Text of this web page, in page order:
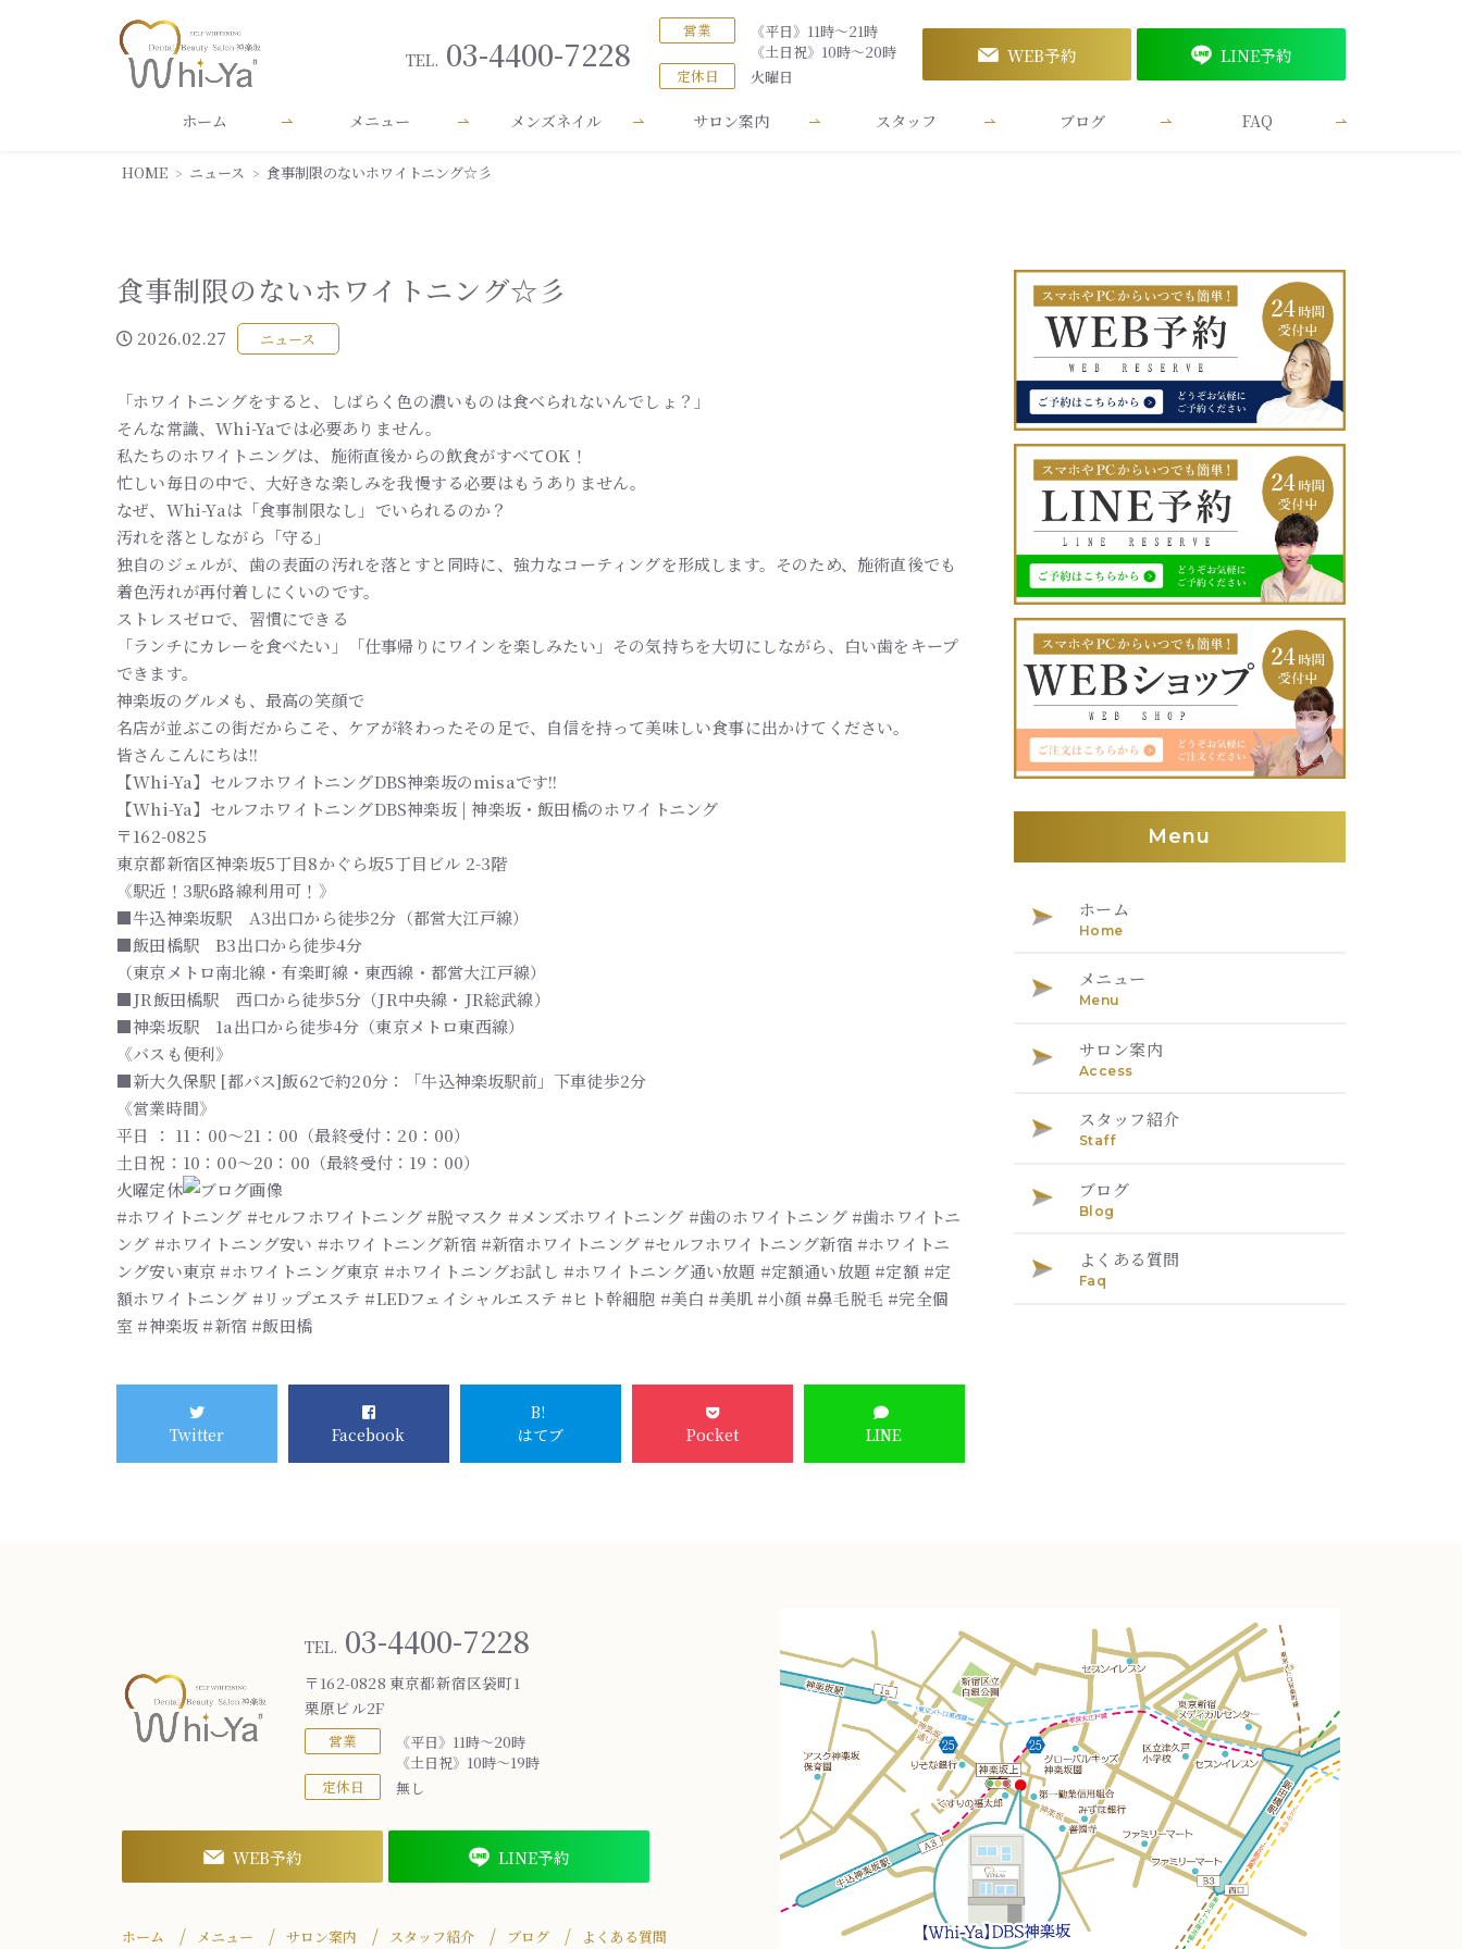
TEL. 03-4400-7228
営業
《平日》11時～21時
《土日祝》10時～20時
定休日 火曜日
WEB予約 LINE予約
ホーム メニュー メンズネイル サロン案内 スタッフ ブログ FAQ
HOME ニュース 食事制限のないホワイトニング☆彡
食事制限のないホワイトニング☆彡
2026.02.27 ニュース
「ホワイトニングをすると、しばらく色の濃いものは食べられないんでしょ？」
そんな常識、Whi-Yaでは必要ありません。
私たちのホワイトニングは、施術直後からの飲食がすべてOK！
忙しい毎日の中で、大好きな楽しみを我慢する必要はもうありません。
なぜ、Whi-Yaは「食事制限なし」でいられるのか？
汚れを落としながら「守る」
独自のジェルが、歯の表面の汚れを落とすと同時に、強力なコーティングを形成します。そのため、施術直後でも
着色汚れが再付着しにくいのです。
ストレスゼロで、習慣にできる
「ランチにカレーを食べたい」「仕事帰りにワインを楽しみたい」その気持ちを大切にしながら、白い歯をキープ
できます。
神楽坂のグルメも、最高の笑顔で
名店が並ぶこの街だからこそ、ケアが終わったその足で、自信を持って美味しい食事に出かけてください。
皆さんこんにちは!!
【Whi-Ya】セルフホワイトニングDBS神楽坂のmisaです!!
【Whi-Ya】セルフホワイトニングDBS神楽坂 | 神楽坂・飯田橋のホワイトニング
〒162-0825
東京都新宿区神楽坂5丁目8かぐら坂5丁目ビル 2-3階
《駅近！3駅6路線利用可！》
■牛込神楽坂駅 A3出口から徒歩2分（都営大江戸線）
■飯田橋駅 B3出口から徒歩4分
（東京メトロ南北線・有楽町線・東西線・都営大江戸線）
■JR飯田橋駅 西口から徒歩5分（JR中央線・JR総武線）
■神楽坂駅 1a出口から徒歩4分（東京メトロ東西線）
《バスも便利》
■新大久保駅 [都バス]飯62で約20分：「牛込神楽坂駅前」下車徒歩2分
《営業時間》
平日 ： 11：00～21：00（最終受付：20：00）
土日祝：10：00～20：00（最終受付：19：00）
火曜定休
#ホワイトニング #セルフホワイトニング #脱マスク #メンズホワイトニング #歯のホワイトニング #歯ホワイトニ
ング #ホワイトニング安い #ホワイトニング新宿 #新宿ホワイトニング #セルフホワイトニング新宿 #ホワイトニ
ング安い東京 #ホワイトニング東京 #ホワイトニングお試し #ホワイトニング通い放題 #定額通い放題 #定額 #定
額ホワイトニング #リップエステ #LEDフェイシャルエステ #ヒト幹細胞 #美白 #美肌 #小顔 #鼻毛脱毛 #完全個
室 #神楽坂 #新宿 #飯田橋
Twitter Facebook
B!
はてブ
Pocket LINE
Menu
ホーム
Home
メニュー
Menu
サロン案内
Access
スタッフ紹介
Staff
ブログ
Blog
よくある質問
Faq
TEL. 03-4400-7228
〒162-0828 東京都新宿区袋町1
栗原ビル2F
営業
《平日》11時～20時
《土日祝》10時～19時
定休日 無し
WEB予約 LINE予約
ホーム メニュー サロン案内 スタッフ紹介 ブログ よくある質問